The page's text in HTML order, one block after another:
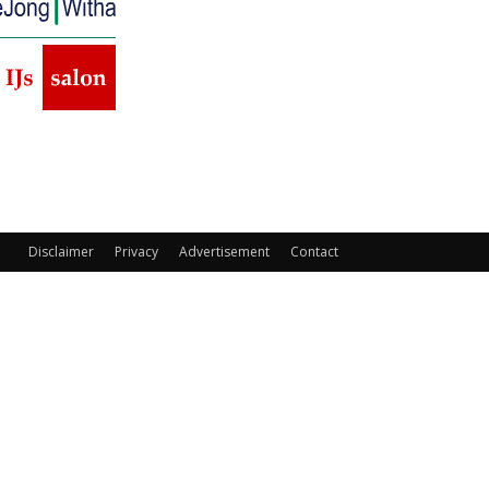
Disclaimer Privacy Advertisement Contact